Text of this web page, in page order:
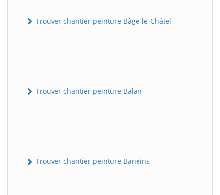
Trouver chantier peinture Bâgé-le-Châtel
Trouver chantier peinture Balan
Trouver chantier peinture Baneins